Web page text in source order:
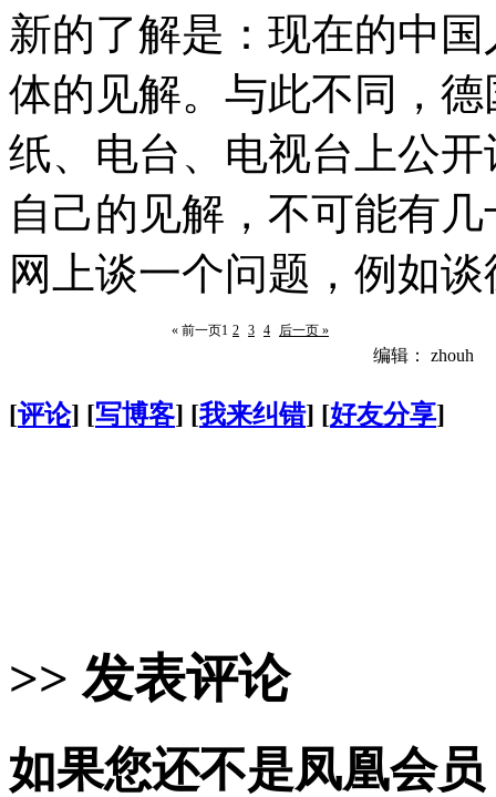
新的了解是：现在的中
体的见解。与此不同，
纸、电台、电视台上公
自己的见解，不可能有
网上谈一个问题，例如
« 前一页1 2 3 4 后一页 »
编辑： zhouh
[评论] [写博客] [我来纠错] [好友分享]
>> 发表评论
如果您还不是凤凰会